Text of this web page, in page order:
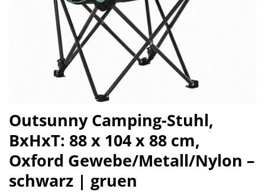
Outsunny Camping-Stuhl,
BxHxT: 88 x 104 x 88 cm,
Oxford Gewebe/Metall/Nylon –
schwarz | gruen